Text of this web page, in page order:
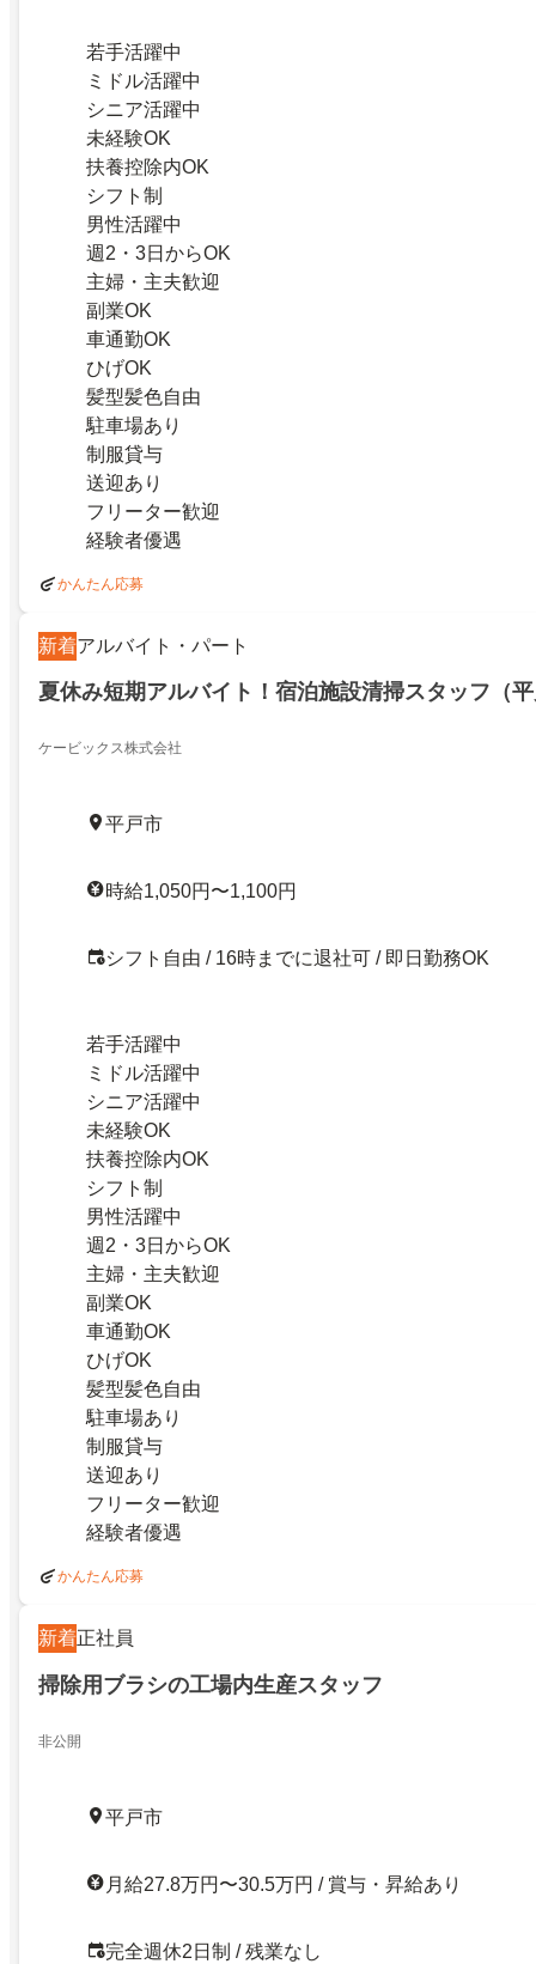
若手活躍中
ミドル活躍中
シニア活躍中
未経験OK
扶養控除内OK
シフト制
男性活躍中
週2・3日からOK
主婦・主夫歓迎
副業OK
車通勤OK
ひげOK
髪型髪色自由
駐車場あり
制服貸与
送迎あり
フリーター歓迎
経験者優遇
かんたん応募
新着アルバイト・パート
夏休み短期アルバイト！宿泊施設清掃スタッフ（
ケービックス株式会社
平戸市
時給1,050円〜1,100円
シフト自由 / 16時までに退社可 / 即日勤務OK
若手活躍中
ミドル活躍中
シニア活躍中
未経験OK
扶養控除内OK
シフト制
男性活躍中
週2・3日からOK
主婦・主夫歓迎
副業OK
車通勤OK
ひげOK
髪型髪色自由
駐車場あり
制服貸与
送迎あり
フリーター歓迎
経験者優遇
かんたん応募
新着正社員
掃除用ブラシの工場内生産スタッフ
非公開
平戸市
月給27.8万円〜30.5万円 / 賞与・昇給あり
完全週休2日制 / 残業なし